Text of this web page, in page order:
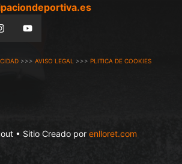
>>> AVISO LEGAL >>> PLITICA DE COOKIES
• Sitio Creado por enlloret.com